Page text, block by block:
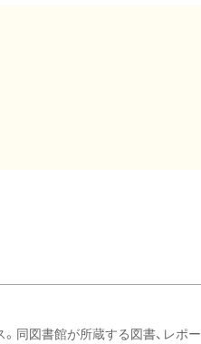
同図書館が所蔵する図書、レポー